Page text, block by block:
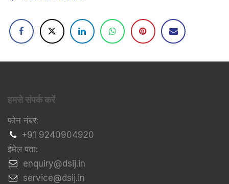
हमसे संपर्क करें
फोन नंबर:
+91 9240904920
ईमेल पता:
​enquiry@dsij.in
​service@dsij.in